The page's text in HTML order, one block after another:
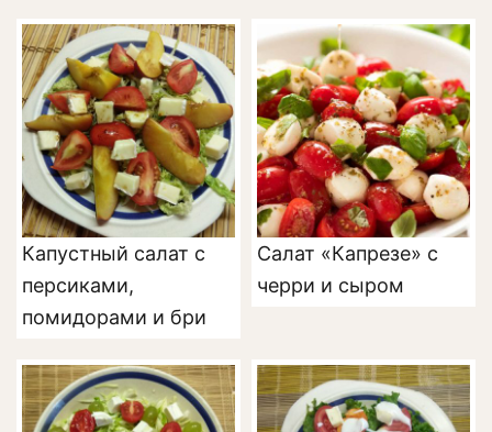
Капустный салат с
персиками,
помидорами и бри
Салат «Капрезе» с
черри и сыром